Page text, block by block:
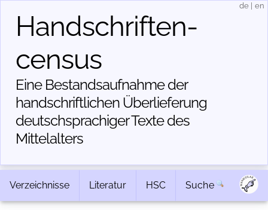
Handschriften­
census
Eine Bestandsaufnahme der
handschriftlichen Über­lieferung
deutschsprachiger Texte des
Mittelalters
de en
Verzeichnisse Literatur HSC Suche